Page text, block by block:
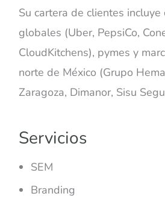
Su cartera de clientes incluye
globales (Uber, PepsiCo,
CloudKitchens), pymes y
norte de México (Grupo
Zaragoza, Dimanor, Sisu
Servicios
SEM
Branding